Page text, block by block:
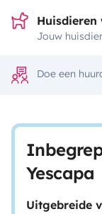
Jouw
Doe een
Yescapa
Uitgebreide